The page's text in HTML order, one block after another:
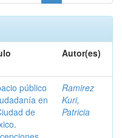
Autor(es)
público
en
de
Ramirez
Kuri,
Patricia